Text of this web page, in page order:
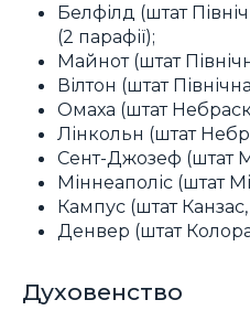
Белфілд (штат
(2 парафії);
Майнот (штат
Вілтон (штат
Омаха (штат
Лінкольн (штат
Сент-Джозеф (штат
Міннеаполіс (штат
Кампус (штат
Денвер (штат
Духовенство